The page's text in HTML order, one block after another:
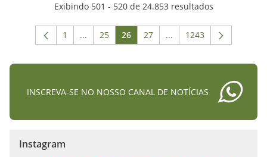
Exibindo 501 - 520 de 24.853 resultados
Página
1 ...Páginas intermediárias Usar ABA para
Página
25 Página
26 Página
27 ...Páginas intermediárias
Página
1243
INSCREVA-SE NO NOSSO CANAL DE NOTÍCIAS
Instagram